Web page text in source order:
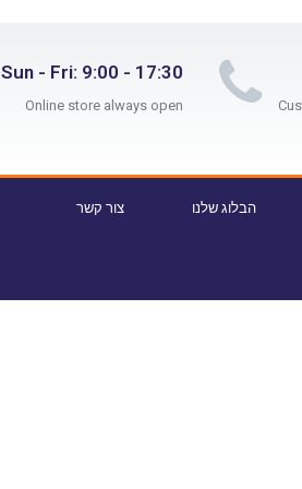
Sun - Fri: 9:00 - 17:30
Online store always open
הבלוג שלנו צור קשר